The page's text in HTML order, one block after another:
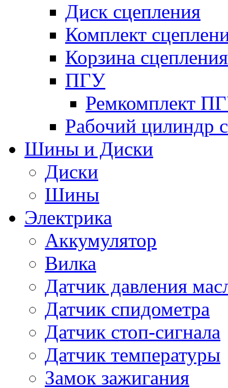
Диск сцепления
Комплект
Корзина сцепления
ПГУ
Ремкомплект
Рабочий цилиндр
Шины и Диски
Диски
Шины
Электрика
Аккумулятор
Вилка
Датчик давления
Датчик спидометра
Датчик стоп-сигнала
Датчик температуры
Замок зажигания